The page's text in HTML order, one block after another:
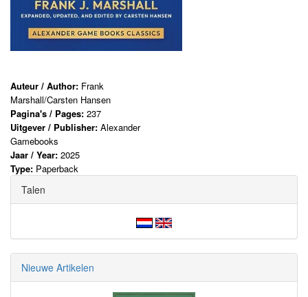
Auteur / Author: Frank
Marshall/Carsten Hansen
Pagina's / Pages: 237
Uitgever / Publisher: Alexander
Gamebooks
Jaar / Year: 2025
Type: Paperback
Talen
Nieuwe Artikelen